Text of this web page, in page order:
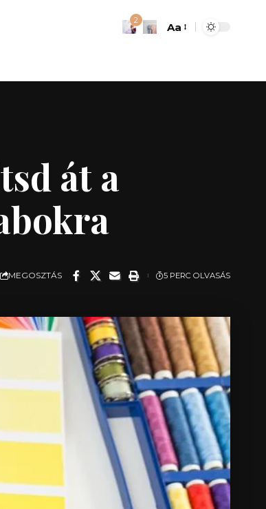
2
Font
Aa
át a
MEGOSZTÁS 5 PERC OLVASÁS